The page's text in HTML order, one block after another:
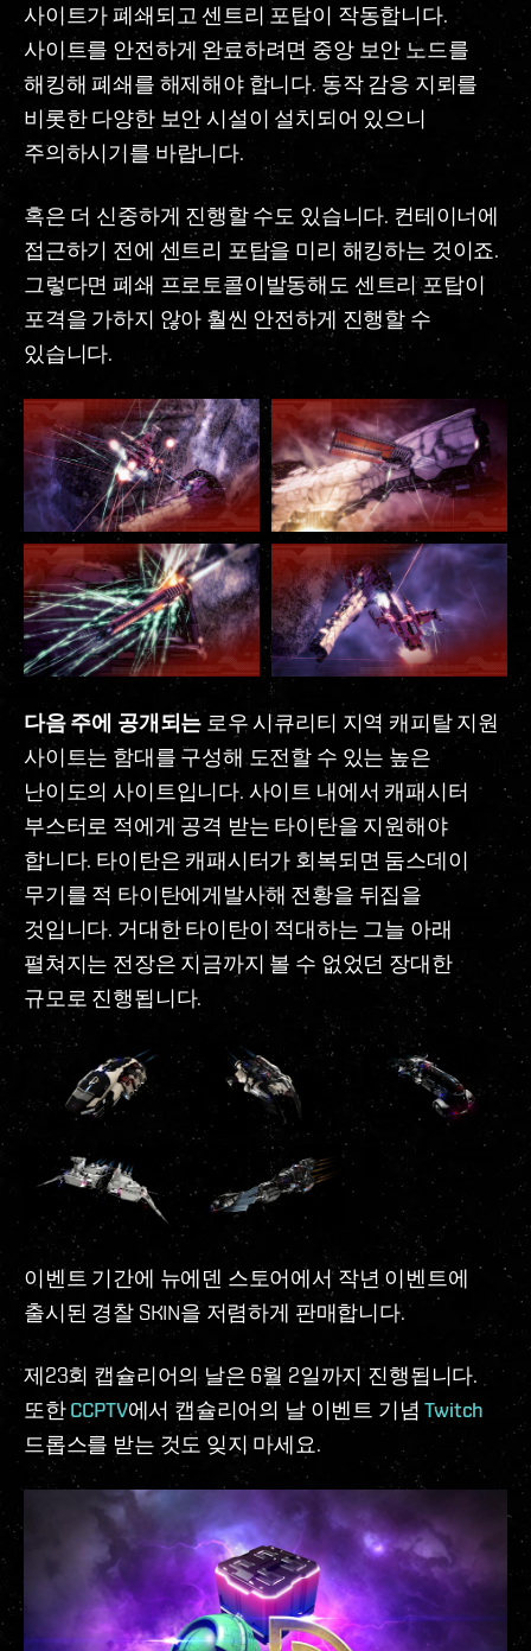
사이트가 폐쇄되고 센트리 포탑이 작동합니다.
사이트를 안전하게 완료하려면 중앙 보안 노드를
해킹해 폐쇄를 해제해야 합니다. 동작 감응 지뢰를
비롯한 다양한 보안 시설이 설치되어 있으니
주의하시기를 바랍니다.
혹은 더 신중하게 진행할 수도 있습니다. 컨테이너에
접근하기 전에 센트리 포탑을 미리 해킹하는 것이죠.
그렇다면 폐쇄 프로토콜이발동해도 센트리 포탑이
포격을 가하지 않아 훨씬 안전하게 진행할 수
있습니다.
다음 주에 공개되는 로우 시큐리티 지역 캐피탈 지원
사이트는 함대를 구성해 도전할 수 있는 높은
난이도의 사이트입니다. 사이트 내에서 캐패시터
부스터로 적에게 공격 받는 타이탄을 지원해야
합니다. 타이탄은 캐패시터가 회복되면 둠스데이
무기를 적 타이탄에게발사해 전황을 뒤집을
것입니다. 거대한 타이탄이 적대하는 그늘 아래
펼쳐지는 전장은 지금까지 볼 수 없었던 장대한
규모로 진행됩니다.
이벤트 기간에 뉴에덴 스토어에서 작년 이벤트에
출시된 경찰 SKIN을 저렴하게 판매합니다.
제23회 캡슐리어의 날은 6월 2일까지 진행됩니다.
또한CCPTV에서 캡슐리어의 날 이벤트 기념Twitch
드롭스를 받는 것도 잊지 마세요.